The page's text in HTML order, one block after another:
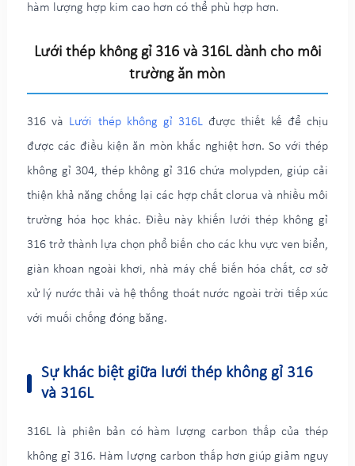
hàm lượng hợp kim cao hơn có thể phù hợp hơn.
Lưới thép không gỉ 316 và 316L dành cho môi
trường ăn mòn
316 và Lưới thép không gỉ 316L được thiết kế để chịu
được các điều kiện ăn mòn khắc nghiệt hơn. So với thép
không gỉ 304, thép không gỉ 316 chứa molypden, giúp cải
thiện khả năng chống lại các hợp chất clorua và nhiều môi
trường hóa học khác. Điều này khiến lưới thép không gỉ
316 trở thành lựa chọn phổ biến cho các khu vực ven biển,
giàn khoan ngoài khơi, nhà máy chế biến hóa chất, cơ sở
xử lý nước thải và hệ thống thoát nước ngoài trời tiếp xúc
với muối chống đóng băng.
Sự khác biệt giữa lưới thép không gỉ 316
và 316L
316L là phiên bản có hàm lượng carbon thấp của thép
không gỉ 316. Hàm lượng carbon thấp hơn giúp giảm nguy